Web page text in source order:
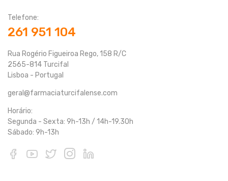
Telefone:
261 951 104
Rua Rogério Figueiroa Rego, 158 R/C
2565-814 Turcifal
Lisboa - Portugal
geral@farmaciaturcifalense.com
Horário:
Segunda - Sexta: 9h-13h / 14h-19.30h
Sábado: 9h-13h